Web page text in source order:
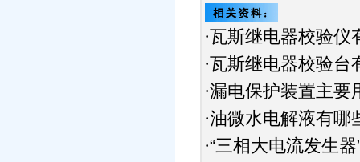
·瓦斯继电器校验仪
·瓦斯继电器校验台
·漏电保护装置主要
·油微水电解液有哪
·“三相大电流发生